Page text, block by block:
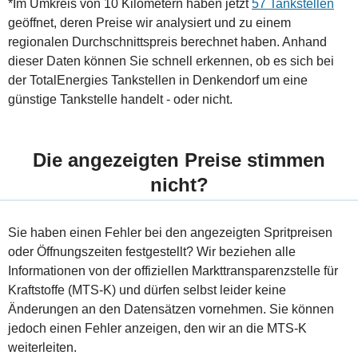
*Im Umkreis von 10 Kilometern haben jetzt57 Tankstellen
geöffnet, deren Preise wir analysiert und zu einem
regionalen Durchschnittspreis berechnet haben. Anhand
dieser Daten können Sie schnell erkennen, ob es sich bei
der TotalEnergies Tankstellen in Denkendorf um eine
günstige Tankstelle handelt - oder nicht.
Die angezeigten Preise stimmen
nicht?
Sie haben einen Fehler bei den angezeigten Spritpreisen
oder Öffnungszeiten festgestellt? Wir beziehen alle
Informationen von der offiziellen Markttransparenzstelle für
Kraftstoffe (MTS-K) und dürfen selbst leider keine
Änderungen an den Datensätzen vornehmen. Sie können
jedoch einen Fehler anzeigen, den wir an die MTS-K
weiterleiten.